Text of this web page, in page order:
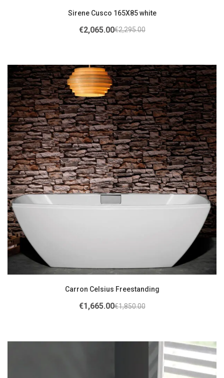
Sirene Cusco 165X85 white
€2,295.00
€2,065.00
Carron Celsius Freestanding
€1,850.00
€1,665.00